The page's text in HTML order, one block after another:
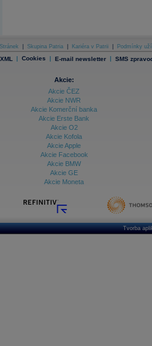
Skupina Patria Kariéra v Patrii Podmínky
| Cookies | E-mail newsletter | SMS
Akcie:
Akcie ČEZ
Akcie NWR
Akcie Komerční banka
Akcie Erste Bank
Akcie O2
Akcie Kofola
Akcie Apple
Akcie Facebook
Akcie BMW
Akcie GE
Akcie Moneta
Tvorba